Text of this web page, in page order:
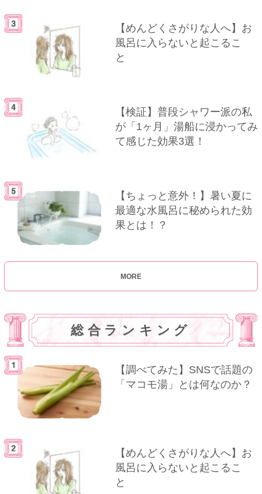
【めんどくさがりな人へ】お
風呂に入らないと起こるこ
と
【検証】普段シャワー派の私
が「1ヶ月」湯船に浸かってみ
て感じた効果3選！
【ちょっと意外！】暑い夏に
最適な水風呂に秘められた効
果とは！？
MORE
総合ランキング
【調べてみた】SNSで話題の
「マコモ湯」とは何なのか？
【めんどくさがりな人へ】お
風呂に入らないと起こるこ
と